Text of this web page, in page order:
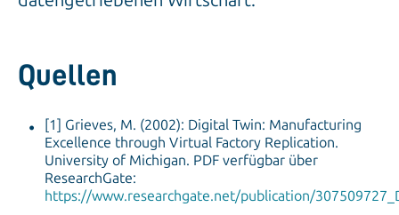
Quellen
[1] Grieves, M. (2002): Digital Twin: Manufacturing
Excellence through Virtual Factory Replication.
University of Michigan. PDF verfügbar über
ResearchGate:
https://www.researchgate.net/publication/